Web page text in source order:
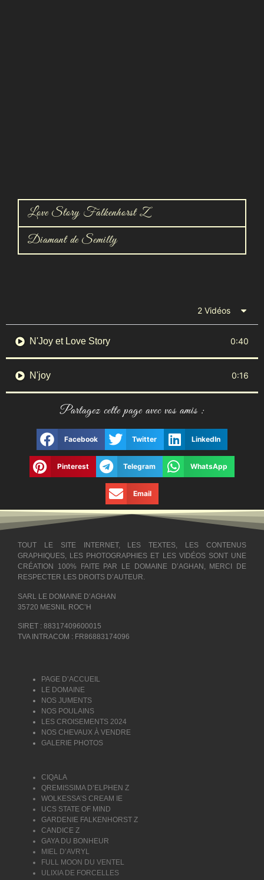
Love Story Falkenhorst Z
Diamant de Semilly
2 Vidéos
N'Joy et Love Story 0:40
N'joy 0:16
Partagez cette page avec vos amis :
Facebook Twitter LinkedIn
Pinterest Telegram WhatsApp
Email
TOUT LE SITE INTERNET, LES TEXTES, LES CONTENUS
GRAPHIQUES, LES PHOTOGRAPHIES ET LES VIDÉOS SONT UNE
CRÉATION 100% FAITE PAR LE DOMAINE D’AGHAN, MERCI DE
RESPECTER LES DROITS D’AUTEUR.
SARL LE DOMAINE D’AGHAN
35720 MESNIL ROC’H
SIRET : 88317409600015
TVA INTRACOM : FR86883174096
PAGE D’ACCUEIL
LE DOMAINE
NOS JUMENTS
NOS POULAINS
LES CROISEMENTS 2024
NOS CHEVAUX À VENDRE
GALERIE PHOTOS
CIQALA
QREMISSIMA D’ELPHEN Z
WOLKESSA’S CREAM IE
UCS STATE OF MIND
GARDENIE FALKENHORST Z
CANDICE Z
GAYA DU BONHEUR
MIEL D’AVRYL
FULL MOON DU VENTEL
ULIXIA DE FORCELLES